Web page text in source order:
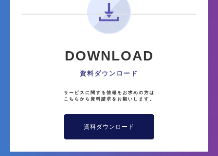
DOWNLOAD
資料ダウンロード
サービスに関する情報をお求めの方は
こちらから資料請求をお願いします。
資料ダウンロード